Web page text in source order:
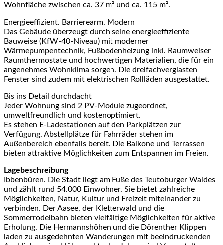
Wohnfläche zwischen ca. 37 m² und ca. 115 m².
Energieeffizient. Barrierearm. Modern
Das Gebäude überzeugt durch seine energieeffiziente
Bauweise (KfW-40-Niveau) mit moderner
Wärmepumpentechnik, Fußbodenheizung inkl. Raumweiser
Raumthermostate und hochwertigen Materialien, die für ein
angenehmes Wohnklima sorgen. Die dreifachverglasten
Fenster sind zudem mit elektrischen Rollläden ausgestattet.
Bis ins Detail durchdacht
Jeder Wohnung sind 2 PV-Module zugeordnet,
umweltfreundlich und kostenoptimiert.
Es stehen E-Ladestationen auf den Parkplätzen zur
Verfügung. Abstellplätze für Fahrräder stehen im
Außenbereich ebenfalls bereit. Die Balkone und Terrassen
bieten attraktive Möglichkeiten zum Entspannen im Freien.
Lagebeschreibung
Ibbenbüren. Die Stadt liegt am Fuße des Teutoburger Waldes
und zählt rund 54.000 Einwohner. Sie bietet zahlreiche
Möglichkeiten, Natur, Kultur und Freizeit miteinander zu
verbinden. Der Aasee, der Kletterwald und die
Sommerrodelbahn bieten vielfältige Möglichkeiten für aktive
Erholung. Die Hermannshöhen und die Dörenther Klippen
laden zu ausgedehnten Wanderungen mit beeindruckenden